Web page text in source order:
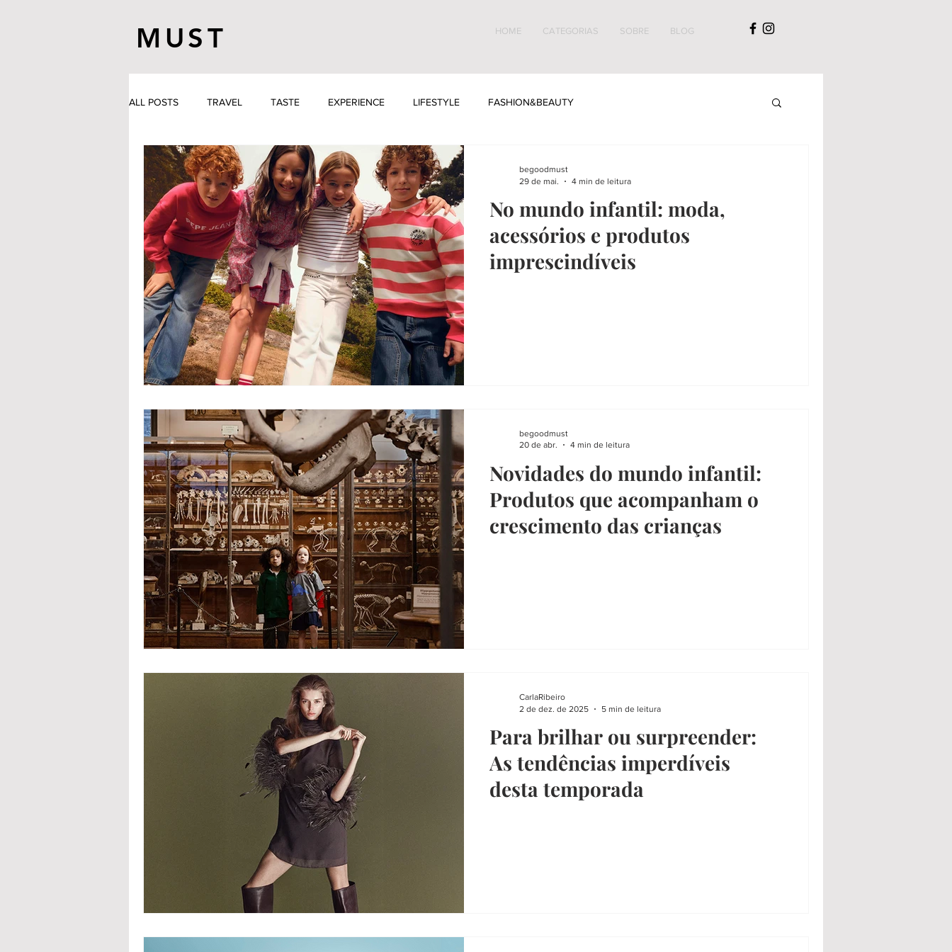
MUST HOME CATEGORIAS SOBRE BLOG
ALL POSTS TRAVEL TASTE EXPERIENCE LIFESTYLE FASHION&BEAUTY
No mundo infantil: moda,
acessórios e produtos
imprescindíveis
begoodmust
29 de mai.
4 min de leitura
Novidades do mundo infantil:
Produtos que acompanham o
crescimento das crianças
begoodmust
20 de abr.
4 min de leitura
Para brilhar ou surpreender:
As tendências imperdíveis
desta temporada
CarlaRibeiro
2 de dez. de 2025
5 min de leitura